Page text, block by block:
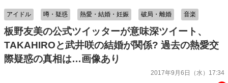
板野友美の公式ツイッターが意味深ツイート、
TAKAHIROと武井咲の結婚が関係? 過去の熱愛交
際疑惑の真相は…画像あり
2017年9月6日（水）17:34
アイドル 噂・疑惑 熱愛・結婚・妊娠 破局・離婚 音楽